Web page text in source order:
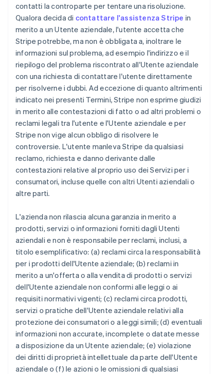
contatti la controparte per tentare una risoluzione.
Qualora decida di contattare l'assistenza Stripe in
merito a un Utente aziendale, l'utente accetta che
Stripe potrebbe, ma non è obbligata a, inoltrare le
informazioni sul problema, ad esempio l'indirizzo e il
riepilogo del problema riscontrato all'Utente aziendale
con una richiesta di contattare l'utente direttamente
per risolverne i dubbi. Ad eccezione di quanto altrimenti
indicato nei presenti Termini, Stripe non esprime giudizi
in merito alle contestazioni di fatto o ad altri problemi o
reclami legali tra l'utente e l'Utente aziendale e per
Stripe non vige alcun obbligo di risolvere le
controversie. L'utente manleva Stripe da qualsiasi
reclamo, richiesta e danno derivante dalle
contestazioni relative al proprio uso dei Servizi per i
consumatori, incluse quelle con altri Utenti aziendali o
altre parti.
L'azienda non rilascia alcuna garanzia in merito a
prodotti, servizi o informazioni forniti dagli Utenti
aziendali e non è responsabile per reclami, inclusi, a
titolo esemplificativo: (a) reclami circa la responsabilità
per i prodotti dell'Utente aziendale; (b) reclami in
merito a un'offerta o alla vendita di prodotti o servizi
dell'Utente aziendale non conformi alle leggi o ai
requisiti normativi vigenti; (c) reclami circa prodotti,
servizi o pratiche dell'Utente aziendale relativi alla
protezione dei consumatori o a leggi simili; (d) eventuali
informazioni non accurate, incomplete o datate messe
a disposizione da un Utente aziendale; (e) violazione
dei diritti di proprietà intellettuale da parte dell'Utente
aziendale o (f) le azioni o le omissioni di qualsiasi